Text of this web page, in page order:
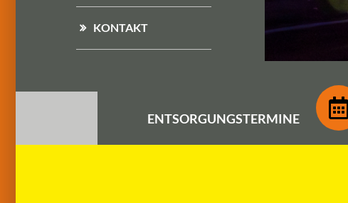
KONTAKT
ENTSORGUNGSTERMINE